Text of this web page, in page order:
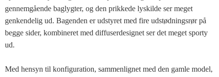
gennemgående baglygter, og den prikkede lyskilde ser meget
genkendelig ud. Bagenden er udstyret med fire udstødningsrør på
begge sider, kombineret med diffuserdesignet ser det meget sporty
ud.
Med hensyn til konfiguration, sammenlignet med den gamle model,